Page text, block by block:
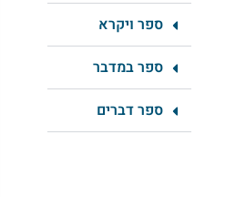
ספר ויקרא
ספר במדבר
ספר דברים